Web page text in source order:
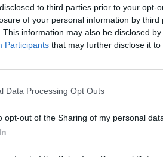
to third parties prior to your opt-
of your personal information by third
This information may also be disclosed
Participants that may further disclose it to
Data Processing Opt Outs
opt-out of the Sharing of my personal
Τζανετέα στην Κρεμαστή, πριν